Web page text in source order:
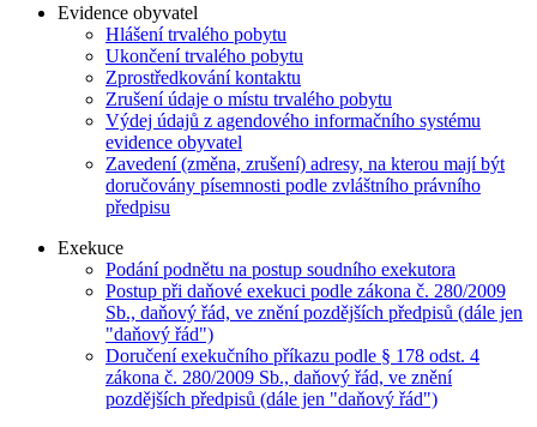
Evidence obyvatel
Hlášení trvalého pobytu
Ukončení trvalého pobytu
Zprostředkování kontaktu
Zrušení údaje o místu trvalého pobytu
Výdej údajů z agendového informačního systému
evidence obyvatel
Zavedení (změna, zrušení) adresy, na kterou mají být
doručovány písemnosti podle zvláštního právního
předpisu
Exekuce
Podání podnětu na postup soudního exekutora
Postup při daňové exekuci podle zákona č. 280/2009
Sb., daňový řád, ve znění pozdějších předpisů (dále jen
"daňový řád")
Doručení exekučního příkazu podle § 178 odst. 4
zákona č. 280/2009 Sb., daňový řád, ve znění
pozdějších předpisů (dále jen "daňový řád")